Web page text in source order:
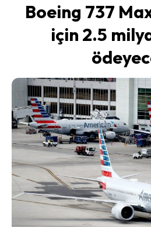
Boeing 737
için 2.5